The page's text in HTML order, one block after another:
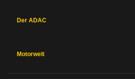
Der ADAC
Motorwelt